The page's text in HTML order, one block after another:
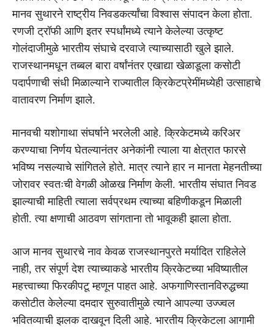
मानव सुथारने राष्ट्रीय निवडकर्त्यांचा विश्वास संपादन केला होता.
रणजी ट्रॉफी आणि इतर स्पर्धांमध्ये त्याने केलेल्या उत्कृष्ट
गोलंदाजीमुळे भारतीय संघाचे दरवाजे त्याच्यासाठी खुले झाले.
राजस्थानमधून तब्बल बारा वर्षांनंतर एखाद्या खेळाडूला कसोटी
पदार्पणाची संधी मिळाल्याने राज्यातील क्रिकेटप्रेमींमध्येही उत्साहाचे
वातावरण निर्माण झाले.
मानवची यशोगाथा संघर्षाने भरलेली आहे. क्रिकेटमध्ये करिअर
करण्याचा निर्णय घेतल्यानंतर अनेकांनी त्याला या क्षेत्रात फारसे
भविष्य नसल्याचे सांगितले होते. मात्र त्याने हार न मानता मेहनतीच्या
जोरावर स्वतःची वेगळी ओळख निर्माण केली. भारतीय संघात निवड
झाल्याची माहिती त्याला सर्वप्रथम त्याच्या बहिणीकडून मिळाली
होती. त्या क्षणाची आठवण सांगताना तो भावूकही झाला होता.
आज मानव सुथारचे नाव केवळ राजस्थानपुरते मर्यादित राहिलेले
नाही, तर संपूर्ण देश त्याच्याकडे भारतीय क्रिकेटच्या भविष्यातील
महत्त्वाच्या फिरकीपटू म्हणून पाहत आहे. अफगाणिस्तानविरुद्धच्या
कसोटीत केलेल्या दमदार सुरुवातीमुळे त्याने आपल्या उज्ज्वल
भवितव्याची झलक दाखवून दिली आहे. भारतीय क्रिकेटला आगामी